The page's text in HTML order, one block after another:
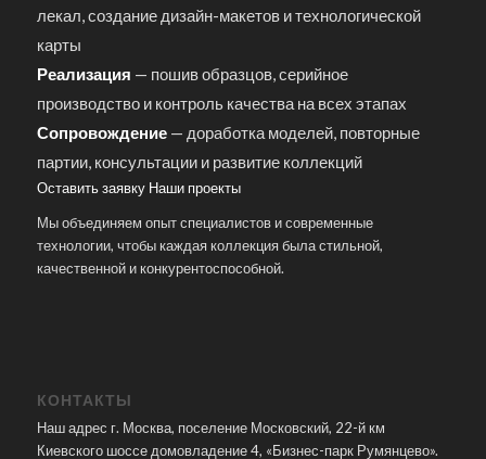
лекал, создание дизайн-макетов и технологической
карты
Реализация — пошив образцов, серийное
производство и контроль качества на всех этапах
Сопровождение— доработка моделей, повторные
партии, консультации и развитие коллекций
Оставить заявку Наши проекты
Мы объединяем опыт специалистов и современные
технологии, чтобы каждая коллекция была стильной,
качественной и конкурентоспособной.
КОНТАКТЫ
Наш адрес г. Москва, поселение Московский, 22-й км
Киевского шоссе домовладение 4, «Бизнес-парк Румянцево».